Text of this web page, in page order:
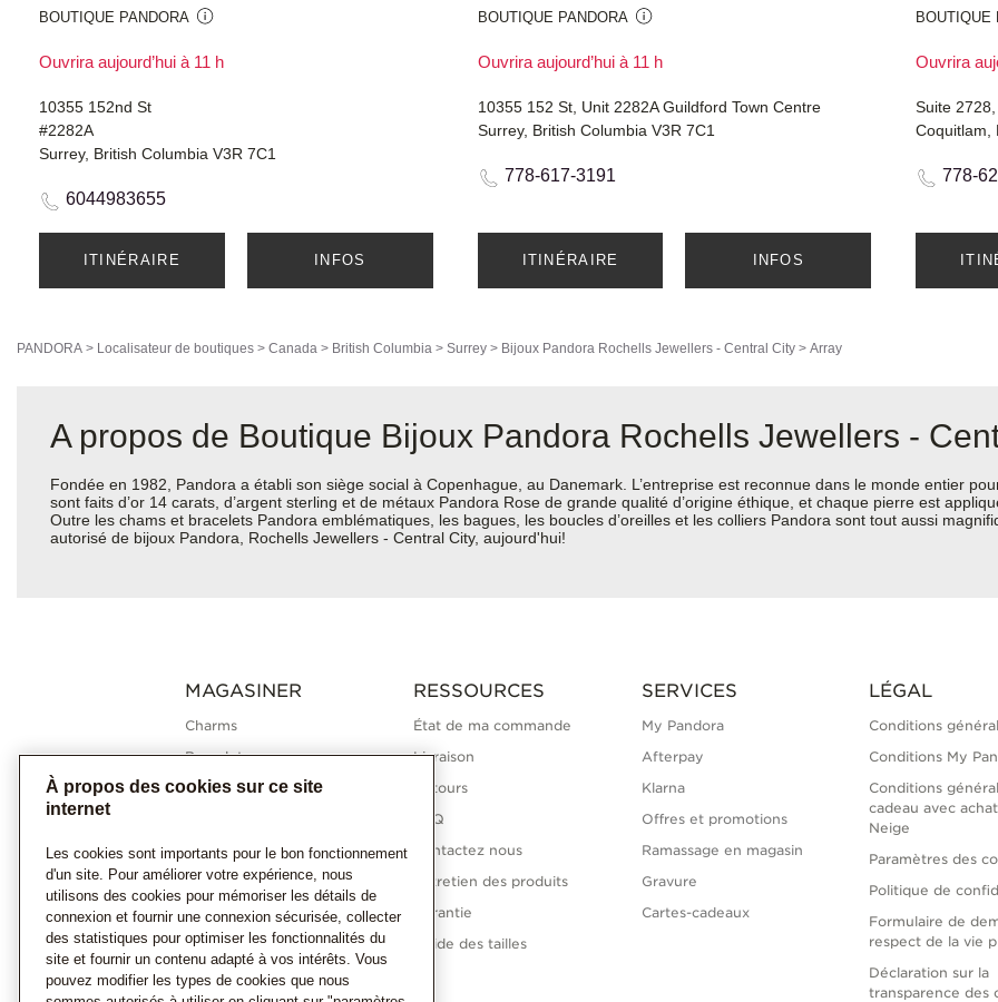
BOUTIQUE PANDORA
Ouvrira aujourd’hui à 11 h
10355 152nd St
#2282A
Surrey, British Columbia V3R 7C1
6044983655
ITINÉRAIRE INFOS
BOUTIQUE PANDORA
Ouvrira aujourd’hui à 11 h
10355 152 St, Unit 2282A Guildford Town Centre
Surrey, British Columbia V3R 7C1
778-617-3191
ITINÉRAIRE INFOS
BOUTIQUE
Ouvrira
Suite
Coquitlam,
778-
PANDORA > Localisateur de boutiques > Canada > British Columbia > Surrey > Bijoux Pandora Rochells Jewellers - Central City > Array
A propos de Boutique Bijoux Pandora Rochells Jewellers -
Fondée en 1982, Pandora a établi son siège social à Copenhague, au Danemark. L’entreprise est reconnue dans le monde entier
sont faits d’or 14 carats, d’argent sterling et de métaux Pandora Rose de grande qualité d’origine éthique, et chaque pierre est
Outre les chams et bracelets Pandora emblématiques, les bagues, les boucles d’oreilles et les colliers Pandora sont tout aussi
autorisé de bijoux Pandora, Rochells Jewellers - Central City, aujourd'hui!
MAGASINER
Charms
Bracelets
Bagues
Boucles d'oreilles
Collections Pandora
Diamants cultivés en
laboratoire
Cadeaux
RESSOURCES
État de ma commande
Livraison
Retours
FAQ
Contactez nous
Entretien des produits
Garantie
Guide des tailles
SERVICES
My Pandora
Afterpay
Klarna
Offres et promotions
Ramassage en magasin
Gravure
Cartes-cadeaux
LÉGAL
Conditions
Conditions My
Conditions
cadeau avec
Neige
Paramètres des
Politique de
Formulaire de
respect de la vie
Déclaration sur la
transparence des
À propos des cookies sur ce site
internet
Les cookies sont importants pour le bon fonctionnement
d'un site. Pour améliorer votre expérience, nous
utilisons des cookies pour mémoriser les détails de
connexion et fournir une connexion sécurisée, collecter
des statistiques pour optimiser les fonctionnalités du
site et fournir un contenu adapté à vos intérêts. Vous
pouvez modifier les types de cookies que nous